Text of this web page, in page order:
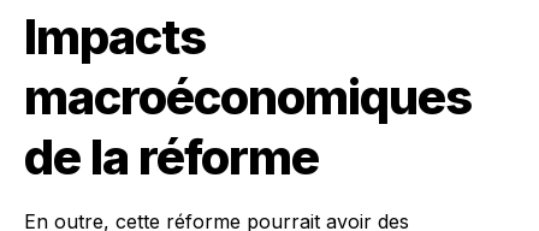
Impacts
macroéconomiques
de la réforme
En outre, cette réforme pourrait avoir des